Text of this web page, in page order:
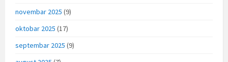
novembar 2025 (9)
oktobar 2025 (17)
septembar 2025 (9)